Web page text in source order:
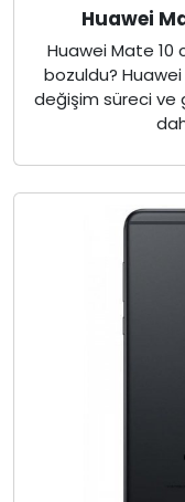
Huawei
Huawei Mate
bozuldu?
değişim süreci ve